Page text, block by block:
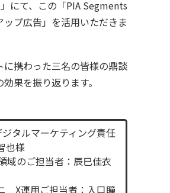
にて、この「PIA Segments
ップ広告」を活用いただきま
に携わった三名の皆様の鼎談
果を振り返ります。
タルマーケティング責任
也様
域のご担当者：辰巳佳衣
X運用ご担当者：入口瞳